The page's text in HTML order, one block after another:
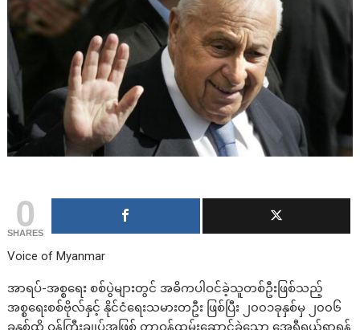
0
SHARES
Voice of Myanmar
အာရပ်-အစ္စရေး စစ်ပွဲများတွင် အဓိကပါဝင်ခဲ့သူတစ်ဦးဖြစ်သည့်
အစ္စရေးစစ်ဗိုလ်နှင့် နိုင်ငံရေးသမားတဦး ဖြစ်ပြီး ၂၀၀၁ခုနှစ်မှ ၂၀၀၆
ခုနှစ်ထိ ဝန်ကြီးချုပ်အဖြစ် တာဝန်ထမ်းဆောင်ခဲ့သော အေရီရယ်ရှာရွန်